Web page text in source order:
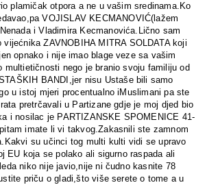
plamičak otpora a ne u vašim sredinama.Ko
VOJISLAV KECMANOVIĆ(lažem
i Vladimira Kecmanovića.Lično sam
vijećnika ZAVNOBIHA MITRA SOLDATA koji
opnako i nije imao blage veze sa vašim
multietičnosti nego je branio svoju familiju od
BANDI,jer nisu Ustaše bili samo
u istoj mjeri procentualno iMuslimani pa ste
pretrčavali u Partizane gdje je moj djed bio
i nosilac je PARTIZANSKE SPOMENICE 41-
imate li vi takvog.Zakasnili ste zamnom
su učinci tog multi kulti vidi se upravo
EU koja se polako ali sigurno raspada ali
niko nije javio,nije ni čudno kasnite 78
priču o gladi,što više serete o tome a u